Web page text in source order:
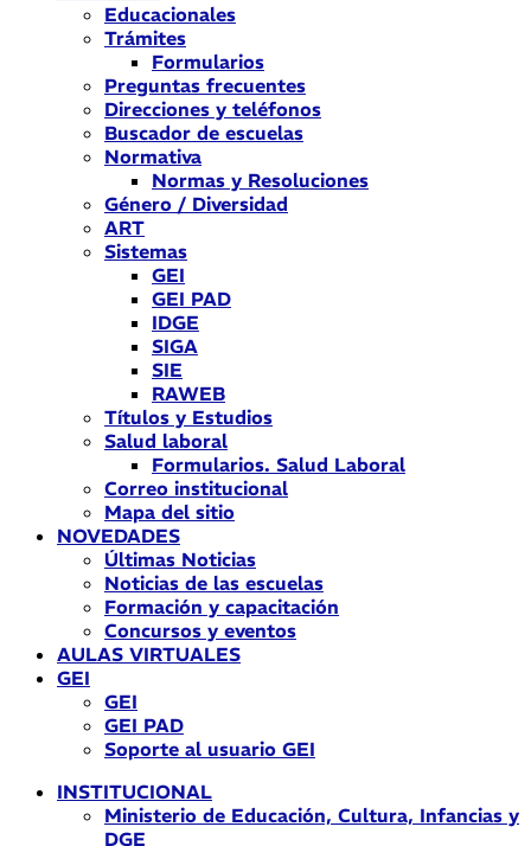
Educacionales
Trámites
Formularios
Preguntas frecuentes
Direcciones y teléfonos
Buscador de escuelas
Normativa
Normas y Resoluciones
Género / Diversidad
ART
Sistemas
GEI
GEI PAD
IDGE
SIGA
SIE
RAWEB
Títulos y Estudios
Salud laboral
Formularios. Salud Laboral
Correo institucional
Mapa del sitio
NOVEDADES
Últimas Noticias
Noticias de las escuelas
Formación y capacitación
Concursos y eventos
AULAS VIRTUALES
GEI
GEI
GEI PAD
Soporte al usuario GEI
INSTITUCIONAL
Ministerio de Educación, Cultura, Infancias y
DGE